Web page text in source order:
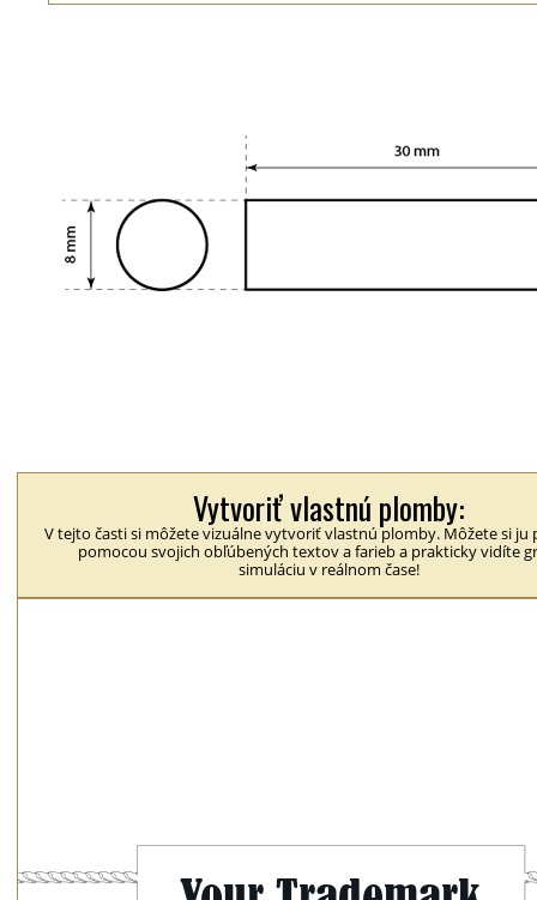
Vytvoriť vlastnú plomby:
V tejto časti si môžete vizuálne vytvoriť vlastnú plomby. Môžete si ju
pomocou svojich obľúbených textov a farieb a prakticky vidíte
simuláciu v reálnom čase!